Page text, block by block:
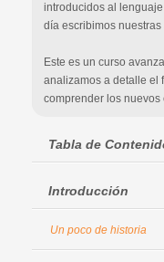
introducidos al
día escribimos
Este es un curso
analizamos a detalle el
comprender los
Tabla de
Introducción
Un poco de historia